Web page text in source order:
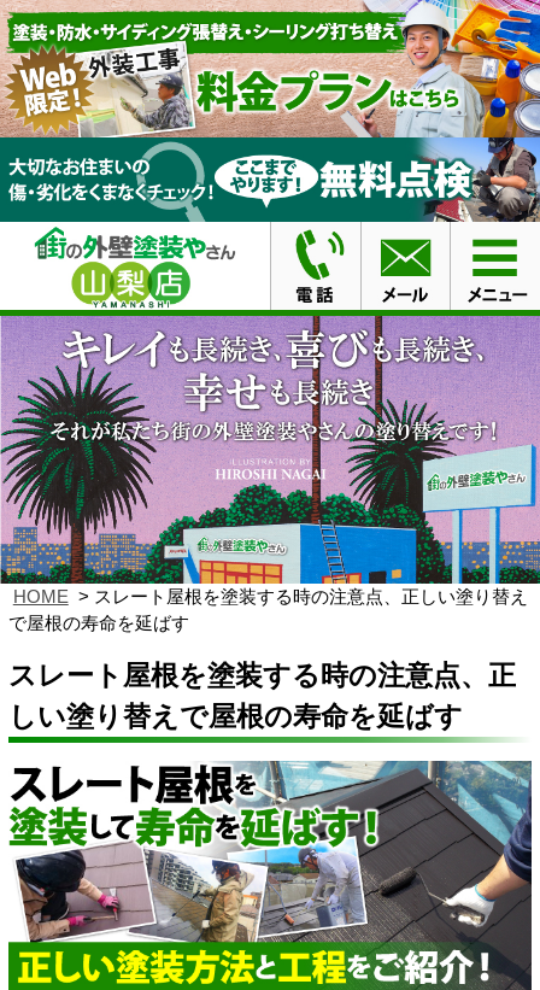
HOME
スレート屋根を塗装する時の注意点、正しい塗り替え
で屋根の寿命を延ばす
スレート屋根を塗装する時の注意点、正
しい塗り替えで屋根の寿命を延ばす